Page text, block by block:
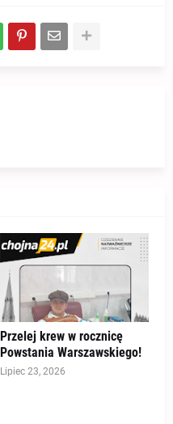
Przelej krew w rocznicę
Powstania Warszawskiego!
Lipiec 23, 2026